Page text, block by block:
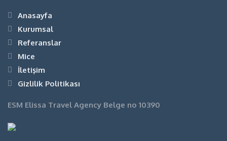
Anasayfa
Kurumsal
Referanslar
Mice
İletişim
Gizlilik Politikası
ESM Elissa Travel Agency Belge no 10390